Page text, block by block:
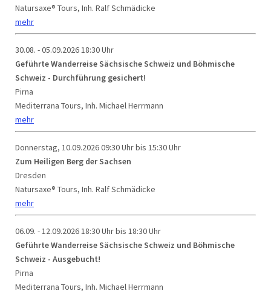
Natursaxe® Tours, Inh. Ralf Schmädicke
mehr
30.08. - 05.09.2026 18:30 Uhr
Geführte Wanderreise Sächsische Schweiz und Böhmische
Schweiz - Durchführung gesichert!
Pirna
Mediterrana Tours, Inh. Michael Herrmann
mehr
Donnerstag, 10.09.202609:30 Uhr bis 15:30 Uhr
Zum Heiligen Berg der Sachsen
Dresden
Natursaxe® Tours, Inh. Ralf Schmädicke
mehr
06.09. - 12.09.2026 18:30 Uhr bis 18:30 Uhr
Geführte Wanderreise Sächsische Schweiz und Böhmische
Schweiz - Ausgebucht!
Pirna
Mediterrana Tours, Inh. Michael Herrmann